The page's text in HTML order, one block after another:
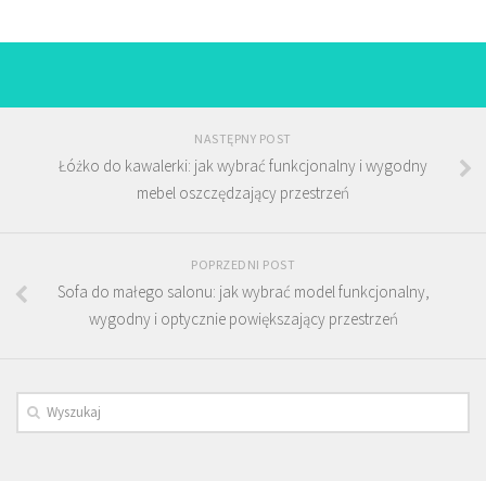
NASTĘPNY POST
Łóżko do kawalerki: jak wybrać funkcjonalny i wygodny
mebel oszczędzający przestrzeń
POPRZEDNI POST
Sofa do małego salonu: jak wybrać model funkcjonalny,
wygodny i optycznie powiększający przestrzeń